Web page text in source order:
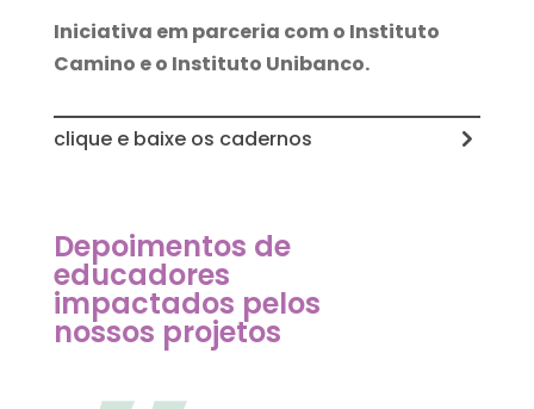
Iniciativa em parceria com o Instituto
Camino e o Instituto Unibanco.
clique e baixe os cadernos
Depoimentos de
educadores
impactados pelos
nossos projetos